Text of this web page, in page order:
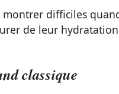
difficiles
de leur
classique